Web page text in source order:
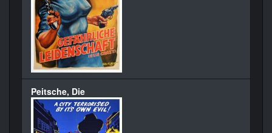
Peitsche, Die